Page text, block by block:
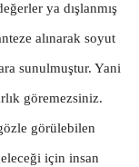
ya dışlanmış
alınarak soyut
sunulmuştur. Yani
göremezsiniz.
görülebilen
için insan